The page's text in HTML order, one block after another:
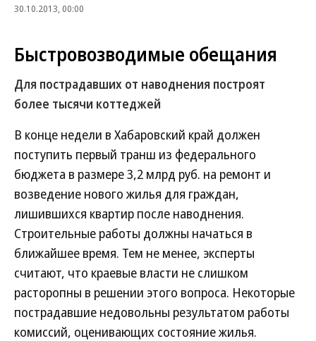
30.10.2013, 00:00
Быстровозводимые обещания
Для пострадавших от наводнения построят
более тысячи коттеджей
В конце недели в Хабаровский край должен
поступить первый транш из федерального
бюджета в размере 3,2 млрд руб. на ремонт и
возведение нового жилья для граждан,
лишившихся квартир после наводнения.
Строительные работы должны начаться в
ближайшее время. Тем не менее, эксперты
считают, что краевые власти не слишком
расторопны в решении этого вопроса. Некоторые
пострадавшие недовольны результатом работы
комиссий, оценивающих состояние жилья.